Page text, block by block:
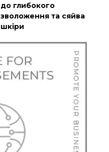
до глибокого
зволоження та сяйва
шкіри